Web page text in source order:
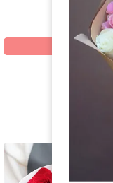
3 680р.
Купить